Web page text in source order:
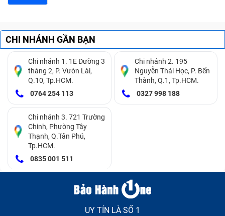
CHI NHÁNH GẦN BẠN
Chi nhánh 1. 1E Đường 3
tháng 2, P. Vườn Lài,
Q.10, Tp.HCM.
0764 254 113
Chi nhánh 2. 195
Nguyễn Thái Học, P. Bến
Thành, Q.1, Tp.HCM.
0327 998 188
Chi nhánh 3. 721 Trường
Chinh, Phường Tây
Thạnh, Q.Tân Phú,
Tp.HCM.
0835 001 511
UY TÍN LÀ SỐ 1